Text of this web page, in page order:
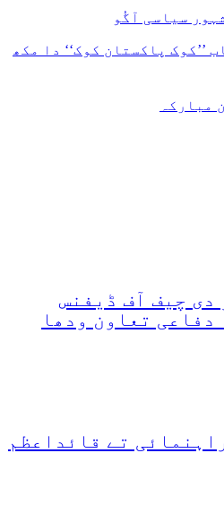
سیاسی آگُو
’’کوک پاکستان کوک‘‘ دا مکھ
مبارکہ
دی چیف آف ڈیفنس
دفاعی تعاون ودھا
تے قائداعظم